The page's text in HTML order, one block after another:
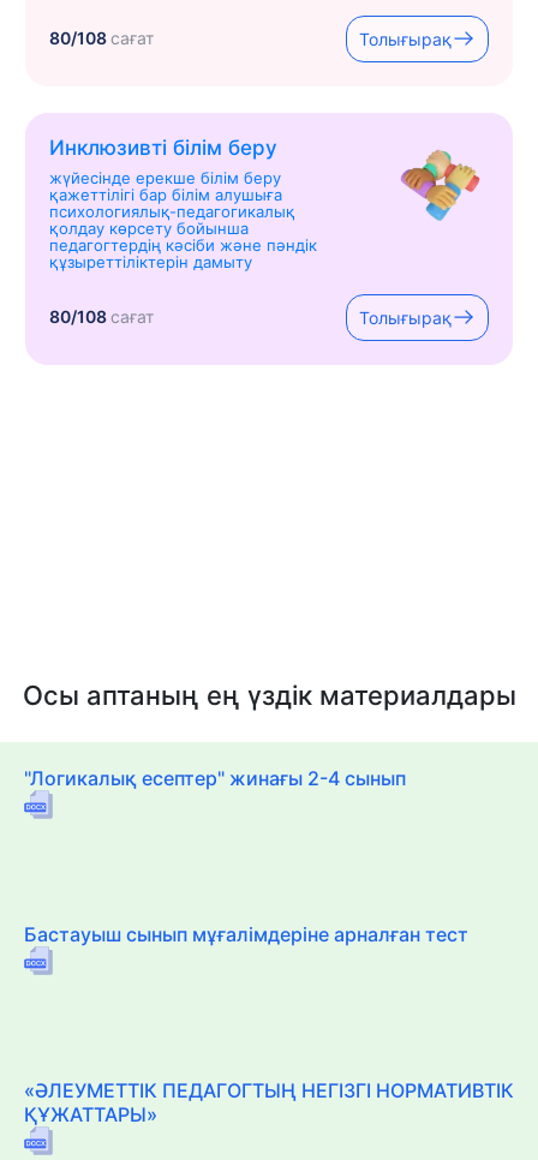
80/108сағат Толығырақ
Инклюзивті білім беру
жүйесінде ерекше білім беру
қажеттілігі бар білім алушыға
психологиялық-педагогикалық
қолдау көрсету бойынша
педагогтердің кәсіби және пәндік
құзыреттіліктерін дамыту
80/108сағат Толығырақ
Осы аптаның ең үздік материалдары
"Логикалық есептер" жинағы 2-4 сынып
Бастауыш сынып мұғалімдеріне арналған тест
«ӘЛЕУМЕТТІК ПЕДАГОГТЫҢ НЕГІЗГІ НОРМАТИВТІК
ҚҰЖАТТАРЫ»